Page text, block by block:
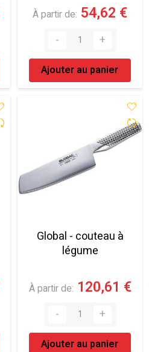
À partir de 54,62 €
Ajouter au panier
Global - couteau à
légume
À partir de 120,61 €
Ajouter au panier